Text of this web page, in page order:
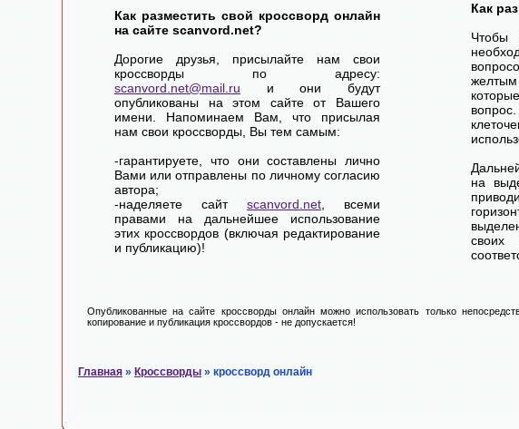
Как разместить свой кроссворд онлайн
на сайте scanvord.net?
Дорогие друзья, присылайте нам свои
кроссворды по адресу:
scanvord.net@mail.ru и они будут
опубликованы на этом сайте от Вашего
имени. Напоминаем Вам, что присылая
нам свои кроссворды, Вы тем самым:
-гарантируете, что они составлены лично
Вами или отправлены по личному согласию
автора;
-наделяете сайт scanvord.net , всеми
правами на дальнейшее использование
этих кроссвордов (включая редактирование
и публикацию)!
Как
Чтобы
на
своих
Опубликованные на сайте кроссворды онлайн можно использовать только
копирование и публикация кроссвордов - не допускается!
Главная » Кроссворды » кроссворд онлайн